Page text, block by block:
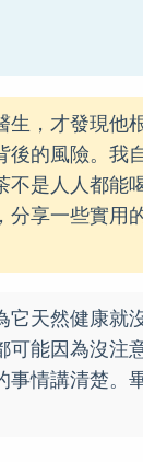
，才發現他
的風險。我
是人人都能
享一些實用
天然健康就
能因為沒注
情講清楚。